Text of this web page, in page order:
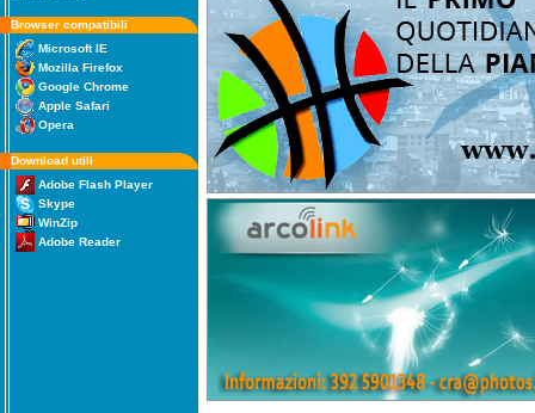
Browser compatibili
Microsoft IE
Mozilla Firefox
Google Chrome
Apple Safari
Opera
Download utili
Adobe Flash Player
Skype
WinZip
Adobe Reader